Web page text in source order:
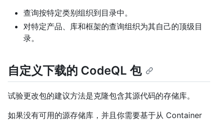
查询按特定类别组织到目录中。
对特定产品、库和框架的查询组织为其自己的顶级目
录。
自定义下载的 CodeQL 包
试验更改包的建议方法是克隆包含其源代码的存储库。
如果没有可用的源存储库，并且你需要基于从 Container